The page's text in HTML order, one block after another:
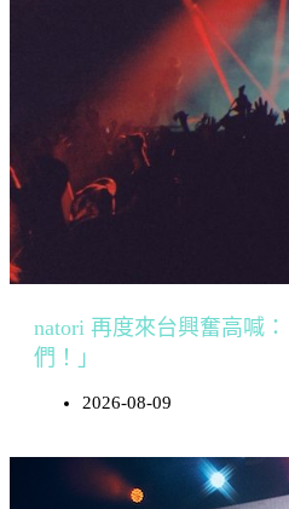
natori 再度來台興奮高喊
們！」
2026-08-09